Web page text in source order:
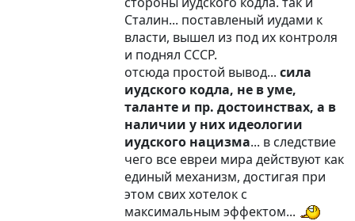
Сталин... поставленый иудами к
власти, вышел из под их контроля
и поднял СССР.
отсюда простой вывод... сила
иудского кодла, не в уме,
таланте и пр. достоинствах, а в
наличии у них идеологии
иудского нацизма... в следствие
чего все евреи мира действуют как
единый механизм, достигая при
этом свих хотелок с
максимальным эффектом...